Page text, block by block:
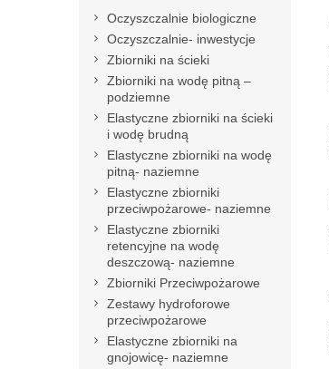
Oczyszczalnie biologiczne
Oczyszczalnie- inwestycje
Zbiorniki na ścieki
Zbiorniki na wodę pitną –
podziemne
Elastyczne zbiorniki na ścieki
i wodę brudną
Elastyczne zbiorniki na wodę
pitną- naziemne
Elastyczne zbiorniki
przeciwpożarowe- naziemne
Elastyczne zbiorniki
retencyjne na wodę
deszczową- naziemne
Zbiorniki Przeciwpożarowe
Zestawy hydroforowe
przeciwpożarowe
Elastyczne zbiorniki na
gnojowicę- naziemne